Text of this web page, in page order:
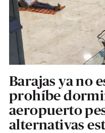
Barajas ya no
prohíbe
aeropuerto
alternativas